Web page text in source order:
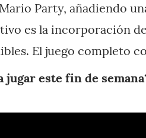
Party, añadiendo
es la incorporación
El juego completo
jugar este fin de